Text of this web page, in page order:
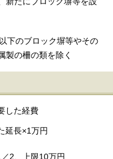
下のブロック塀等やその
製の柵の類を除く
した経費
延長×1万円
2、上限10万円